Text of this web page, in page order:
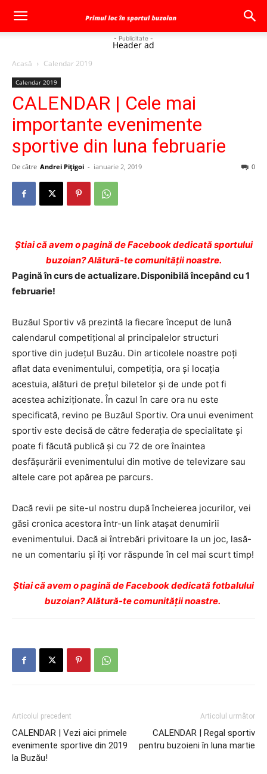
- Publicitate -
Header ad
Acasă Calendar 2019
Calendar 2019
CALENDAR | Cele mai
importante evenimente
sportive din luna februarie
De către Andrei Pițigoi - ianuarie 2, 2019 0
Ştiai că avem o pagină de Facebook dedicată sportului
buzoian? Alătură-te comunității noastre.
Pagină în curs de actualizare. Disponibilă începând cu 1
februarie!
Buzăul Sportiv vă prezintă la fiecare început de lună
calendarul competiţional al principalelor structuri
sportive din judeţul Buzău. Din articolele noastre poţi
aflat data evenimentului, competiţia, ora şi locaţia
acestuia, alături de preţul biletelor şi de unde pot fi
acestea achiziţionate. În cazul în care ora nu este
specificată, revino pe Buzăul Sportiv. Ora unui eveniment
sportiv este decisă de către federaţia de specialitate şi
poate fi făcută publică şi cu 72 de ore înaintea
desfăşurării evenimentului din motive de televizare sau
altele care pot apărea pe parcurs.
Dacă revii pe site-ul nostru după încheierea jocurilor, vei
găsi cronica acestora într-un link ataşat denumirii
evenimentului. Dacă ai întrebări privitoare la un joc, lasă-
ne un comentariu şi îţi vor răspunde în cel mai scurt timp!
Ştiai că avem o pagină de Facebook dedicată fotbalului
buzoian? Alătură-te comunității noastre.
Articolul precedent
CALENDAR | Vezi aici primele
evenimente sportive din 2019
la Buzău!
Articolul următor
CALENDAR | Regal sportiv
pentru buzoieni în luna martie